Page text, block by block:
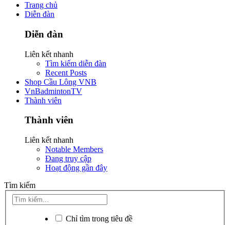
Trang chủ
Diễn đàn
Diễn đàn
Liên kết nhanh
Tìm kiếm diễn đàn
Recent Posts
Shop Cầu Lông VNB
VnBadmintonTV
Thành viên
Thành viên
Liên kết nhanh
Notable Members
Đang truy cập
Hoạt động gần đây
Tìm kiếm
Chỉ tìm trong tiêu đề